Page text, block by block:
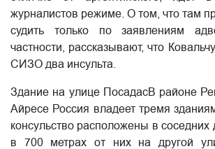
журналистов режиме. О том, что там
судить только по заявлениям
частности, рассказывают, что
СИЗО два инсульта.
Здание на улице ПосадасВ районе
Айресе Россия владеет тремя
консульство расположены в
в 700 метрах от них на другой